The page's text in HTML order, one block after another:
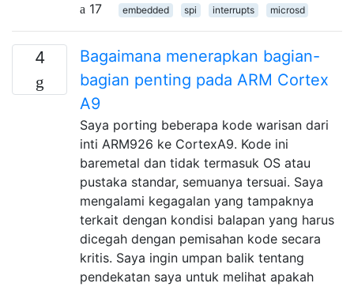
17
embedded spi interrupts microsd
4
Bagaimana menerapkan bagian-
bagian penting pada ARM Cortex
A9
Saya porting beberapa kode warisan dari
inti ARM926 ke CortexA9. Kode ini
baremetal dan tidak termasuk OS atau
pustaka standar, semuanya tersuai. Saya
mengalami kegagalan yang tampaknya
terkait dengan kondisi balapan yang harus
dicegah dengan pemisahan kode secara
kritis. Saya ingin umpan balik tentang
pendekatan saya untuk melihat apakah